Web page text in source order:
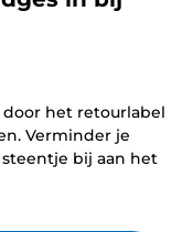
het retourlabel
Verminder je
bij aan het